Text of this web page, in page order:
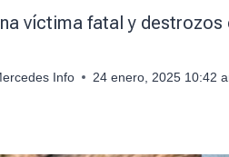
víctima fatal y
Info 24 enero, 2025 10:42